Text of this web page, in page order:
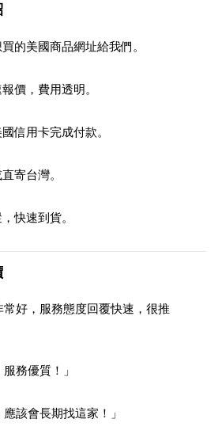
買的美國商品網址給我們。
價，費用透明。
信用卡完成付款。
寄台灣。
快速到貨。
常好，服務態度回覆快速，很推
務優質！」
該會長期找這家！」